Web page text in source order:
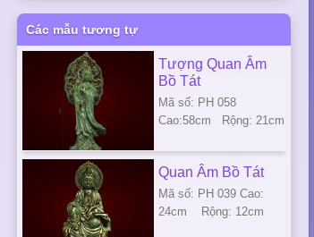
Các mẫu tương tự
Tượng Quan Âm
Bồ Tát
Mã số: PH 058
Cao:58cm Rộng: 21cm
Quan Âm Bồ Tát
Mã số: PH 039 Cao:
24cm Rộng: 12cm